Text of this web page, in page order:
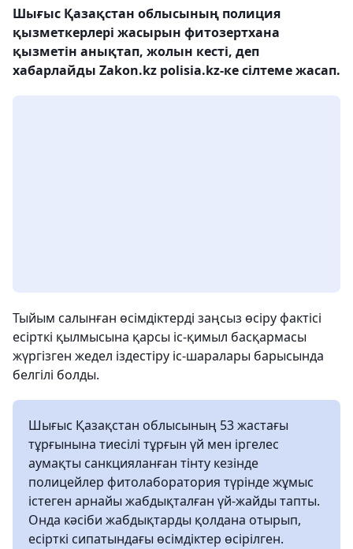
Шығыс Қазақстан облысының полиция
қызметкерлері жасырын фитозертхана
қызметін анықтап, жолын кесті, деп
хабарлайды Zakon.kz polisia.kz-ке сілтеме жасап.
Тыйым салынған өсімдіктерді заңсыз өсіру фактісі
есірткі қылмысына қарсы іс-қимыл басқармасы
жүргізген жедел іздестіру іс-шаралары барысында
белгілі болды.
Шығыс Қазақстан облысының 53 жастағы
тұрғынына тиесілі тұрғын үй мен іргелес
аумақты санкцияланған тінту кезінде
полицейлер фитолаборатория түрінде жұмыс
істеген арнайы жабдықталған үй-жайды тапты.
Онда кәсіби жабдықтарды қолдана отырып,
есірткі сипатындағы өсімдіктер өсірілген.